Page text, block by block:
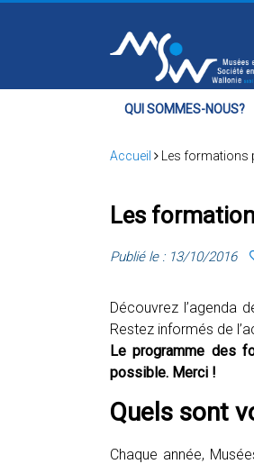
QUI SOMMES-NOUS?
Accueil Les
Les
Publié le : 13/10/2016
Découvrez l’agenda
Restez informés de
Le programme des
possible. Merci !
Quels sont
Chaque année,